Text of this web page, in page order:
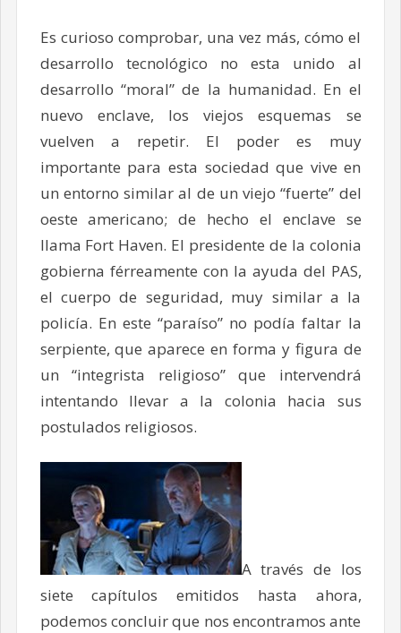
Es curioso comprobar, una vez más, cómo el
desarrollo tecnológico no esta unido al
desarrollo “moral” de la humanidad. En el
nuevo enclave, los viejos esquemas se
vuelven a repetir. El poder es muy
importante para esta sociedad que vive en
un entorno similar al de un viejo “fuerte” del
oeste americano; de hecho el enclave se
llama Fort Haven. El presidente de la colonia
gobierna férreamente con la ayuda del PAS,
el cuerpo de seguridad, muy similar a la
policía. En este “paraíso” no podía faltar la
serpiente, que aparece en forma y figura de
un “integrista religioso” que intervendrá
intentando llevar a la colonia hacia sus
postulados religiosos.
A través de los
siete capítulos emitidos hasta ahora,
podemos concluir que nos encontramos ante